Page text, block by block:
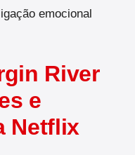
emocional
River
e
Netflix